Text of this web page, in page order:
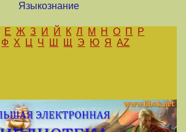
Языкознание
Е Ж З И Й К Л М Н О П
Р
Ф Х Ц Ч Ш Щ Э Ю Я AZ